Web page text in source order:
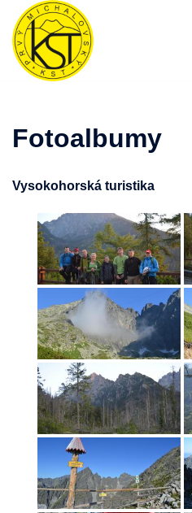
Preskočiť
obsah
Fotoalbumy
Vysokohorská turistika